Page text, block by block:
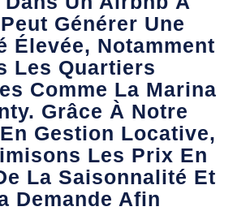
Générer Une
Élevée, Notamment
Les Quartiers
Comme La Marina
Grâce À Notre
Gestion Locative,
Les Prix En
La Saisonnalité Et
Demande Afin